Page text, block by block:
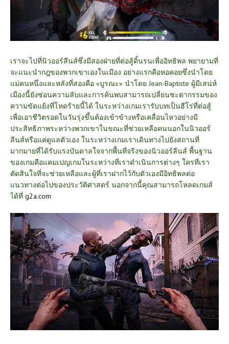
เราจะไปที่นิวออร์ลีนส์ซึ่งมีสองฝ่ายที่ต่อสู้ดิ้นรนเพื่ออิทธิพล พยายามที่
จะแนะนำกฎของพวกเขาเองในเมือง อย่างแรกคือหอคอยซึ่งนำโดย
แม่คนหนึ่งและหลังที่สองคือ «บูรณะ» นำโดย Jean-Baptiste ผู้มีเสน่ห์
เมืองนี้ยังซ่อนความลับและการค้นพบสามารถเปลี่ยนชะตากรรมของ
ความขัดแย้งที่โหดร้ายนี้ได้ ในระหว่างเกมเรารับบทเป็นฮีโร่ที่ต่อสู้
เพื่อเอาชีวิตรอดในวันรุ่งขึ้นต้องเข้าข้างหรือเคลื่อนไหวอย่างมี
ประสิทธิภาพระหว่างพวกเขาในขณะที่ช่วยเหลือคนนอกในนิวออร์
ลีนส์หรือแค่ดูแลตัวเอง ในระหว่างเกมเราเดินทางไปยังสถานที่
มากมายที่ได้รับแรงบันดาลใจจากพื้นที่จริงของนิวออร์ลีนส์ พื้นฐาน
ของเกมคือแคมเปญเกมในระหว่างที่เราดำเนินการต่างๆ ใครที่เรา
ตัดสินใจที่จะช่วยเหลือและผู้ที่เราฝากไว้กับตัวเองมีอิทธิพลต่อ
แนวทางต่อไปของประวัติศาสตร์ นอกจากนี้คุณสามารถโหลดเกมส์
ได้ที่ g2a.com